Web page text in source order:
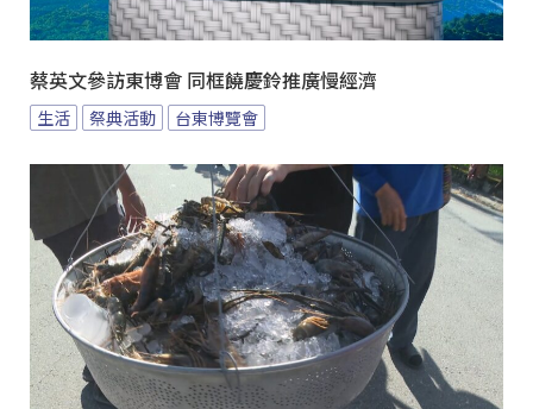
蔡英文參訪東博會 同框饒慶鈴推廣慢經濟
生活 祭典活動 台東博覽會